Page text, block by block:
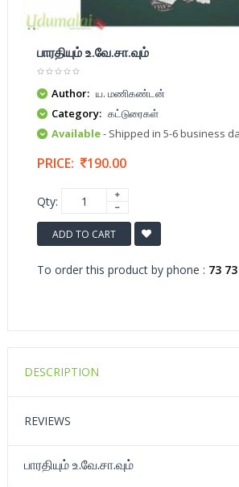
பாரதியும் உ.வே.சா.வும்
Author: ய. மணிகண்டன்
Category: கட்டுரைகள்
Available- Shipped in 5-6 business
PRICE: 190.00
Qty:
ADD TO CART
To order this product by phone : 73
DESCRIPTION
REVIEWS
பாரதியும் உ.வே.சா.வும்